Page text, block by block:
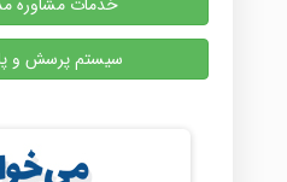
سیستم پرسش و